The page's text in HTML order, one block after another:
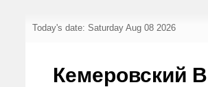
Today's date: Saturday Aug 08 2026
Кемеровский